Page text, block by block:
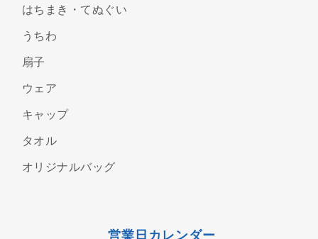
はちまき・てぬぐい
うちわ
扇子
ウェア
キャップ
タオル
オリジナルバッグ
営業日カレンダー